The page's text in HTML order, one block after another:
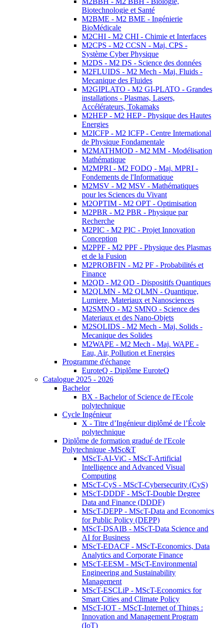
Biotechnologie et Santé
M2BME - M2 BME - Ingénierie
BioMédicale
M2CHI - M2 CHI - Chimie et Interfaces
M2CPS - M2 CCSN - Maj. CPS -
Système Cyber Physique
M2DS - M2 DS - Science des données
M2FLUIDS - M2 Mech - Maj. Fluids -
Mecanique des Fluides
M2GIPLATO - M2 GI-PLATO - Grandes
installations - Plasmas, Lasers,
Accélérateurs, Tokamaks
M2HEP - M2 HEP - Physique des Hautes
Energies
M2ICFP - M2 ICFP - Centre International
de Physique Fondamentale
M2MATHMOD - M2 MM - Modélisation
Mathématique
M2MPRI - M2 FODQ - Maj. MPRI -
Fondements de l'Informatique
M2MSV - M2 MSV - Mathématiques
pour les Sciences du Vivant
M2OPTIM - M2 OPT - Optimisation
M2PBR - M2 PBR - Physique par
Recherche
M2PIC - M2 PIC - Projet Innovation
Conception
M2PPF - M2 PPF - Physique des Plasmas
et de la Fusion
M2PROBFIN - M2 PF - Probabilités et
Finance
M2QD - M2 QD - Dispositifs Quantiques
M2QLMN - M2 QLMN - Quantique,
Lumiere, Materiaux et Nanosciences
M2SMNO - M2 SMNO - Science des
Materiaux et des Nano-Objets
M2SOLIDS - M2 Mech - Maj. Solids -
Mecanique des Solides
M2WAPE - M2 Mech - Maj. WAPE -
Eau, Air, Pollution et Energies
Programme d'échange
EuroteQ - Diplôme EuroteQ
Catalogue 2025 - 2026
Bachelor
BX - Bachelor of Science de l'Ecole
polytechnique
Cycle Ingénieur
X - Titre d’Ingénieur diplômé de l’École
polytechnique
Diplôme de formation gradué de l'Ecole
Polytechnique -MSc&T
MScT-AI-ViC - MScT-Artificial
Intelligence and Advanced Visual
Computing
MScT-CyS - MScT-Cybersecurity (CyS)
MScT-DDDF - MScT-Double Degree
Data and Finance (DDDF)
MScT-DEPP - MScT-Data and Economics
for Public Policy (DEPP)
MScT-DSAIB - MScT-Data Science and
AI for Business
MScT-EDACF - MScT-Economics, Data
Analytics and Corporate Finance
MScT-EESM - MScT-Environmental
Engineering and Sustainability
Management
MScT-ESCLiP - MScT-Economics for
Smart Cities and Climate Policy
MScT-IOT - MScT-Internet of Things :
Innovation and Management Program
(IoT)